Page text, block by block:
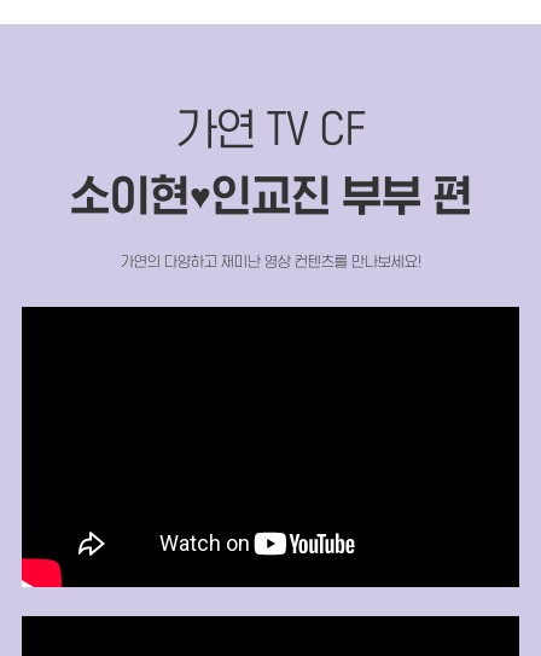
가연 TV CF
소이현♥인교진 부부 편
가연의 다양하고 재미난 영상 컨텐츠를 만나보세요!